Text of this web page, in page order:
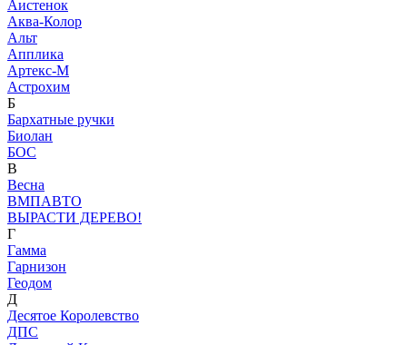
Аистенок
Аква-Колор
Альт
Апплика
Артекс-М
Астрохим
Б
Бархатные ручки
Биолан
БОС
В
Весна
ВМПАВТО
ВЫРАСТИ ДЕРЕВО!
Г
Гамма
Гарнизон
Геодом
Д
Десятое Королевство
ДПС